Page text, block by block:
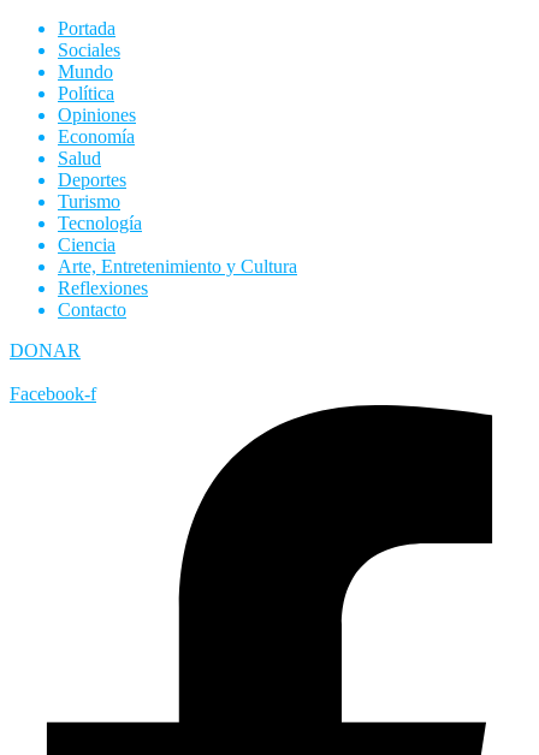
Portada
Sociales
Mundo
Política
Opiniones
Economía
Salud
Deportes
Turismo
Tecnología
Ciencia
Arte, Entretenimiento y Cultura
Reflexiones
Contacto
DONAR
Facebook-f